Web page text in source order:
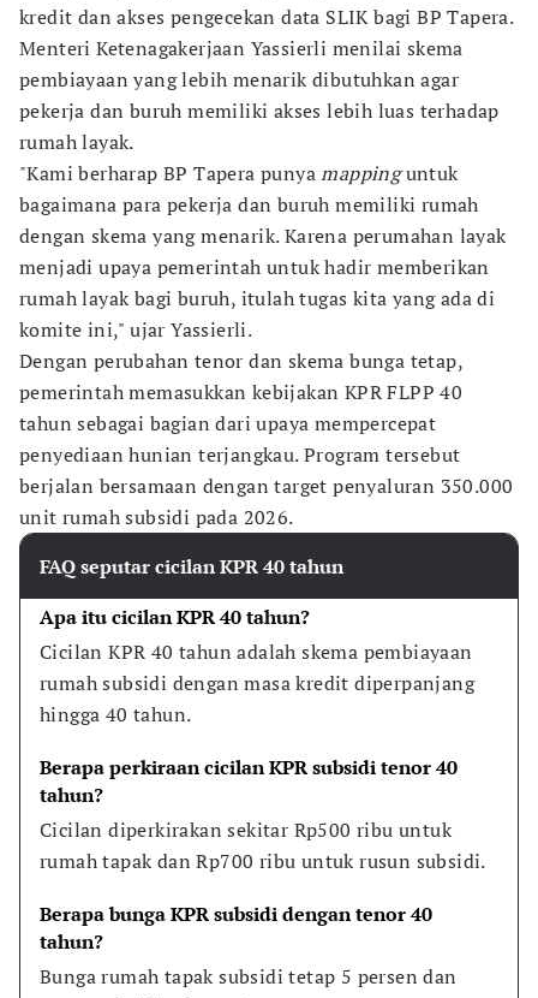
kredit dan akses pengecekan data SLIK bagi BP Tapera.
Menteri Ketenagakerjaan Yassierli menilai skema
pembiayaan yang lebih menarik dibutuhkan agar
pekerja dan buruh memiliki akses lebih luas terhadap
rumah layak.
"Kami berharap BP Tapera punyamappinguntuk
bagaimana para pekerja dan buruh memiliki rumah
dengan skema yang menarik. Karena perumahan layak
menjadi upaya pemerintah untuk hadir memberikan
rumah layak bagi buruh, itulah tugas kita yang ada di
komite ini," ujar Yassierli.
Dengan perubahan tenor dan skema bunga tetap,
pemerintah memasukkan kebijakan KPR FLPP 40
tahun sebagai bagian dari upaya mempercepat
penyediaan hunian terjangkau. Program tersebut
berjalan bersamaan dengan target penyaluran 350.000
unit rumah subsidi pada 2026.
FAQ seputar cicilan KPR 40 tahun
Apa itu cicilan KPR 40 tahun?
Cicilan KPR 40 tahun adalah skema pembiayaan
rumah subsidi dengan masa kredit diperpanjang
hingga 40 tahun.
Berapa perkiraan cicilan KPR subsidi tenor 40
tahun?
Cicilan diperkirakan sekitar Rp500 ribu untuk
rumah tapak dan Rp700 ribu untuk rusun subsidi.
Berapa bunga KPR subsidi dengan tenor 40
tahun?
Bunga rumah tapak subsidi tetap 5 persen dan